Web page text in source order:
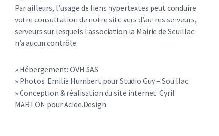
Par ailleurs, l’usage de liens hypertextes peut conduire
votre consultation de notre site vers d’autres serveurs,
serveurs sur lesquels l’association la Mairie de Souillac
n’a aucun contrôle.
» Hébergement: OVH SAS
» Photos: Emilie Humbert pour Studio Guy – Souillac
» Conception & réalisation du site internet: Cyril
MARTON pour Acide.Design